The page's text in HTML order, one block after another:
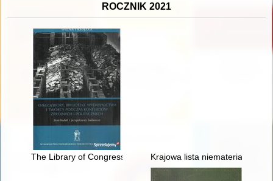
ROCZNIK 2021
The Library of Congress mission in Europe and the
Krajowa lista niematerialnego